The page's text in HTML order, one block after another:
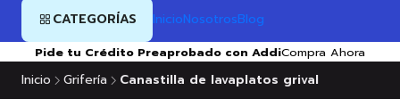
CATEGORÍAS InicioNosotrosBlog
Pide tu Crédito Preaprobado con AddiCompra Ahora
Inicio Grifería Canastilla de lavaplatos grival